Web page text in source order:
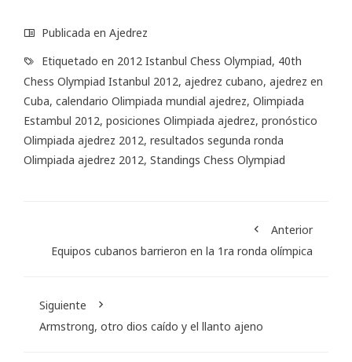
Publicada en Ajedrez
Etiquetado en 2012 Istanbul Chess Olympiad, 40th
Chess Olympiad Istanbul 2012, ajedrez cubano, ajedrez en
Cuba, calendario Olimpiada mundial ajedrez, Olimpiada
Estambul 2012, posiciones Olimpiada ajedrez, pronóstico
Olimpiada ajedrez 2012, resultados segunda ronda
Olimpiada ajedrez 2012, Standings Chess Olympiad
Anterior
Equipos cubanos barrieron en la 1ra ronda olímpica
Siguiente
Armstrong, otro dios caído y el llanto ajeno